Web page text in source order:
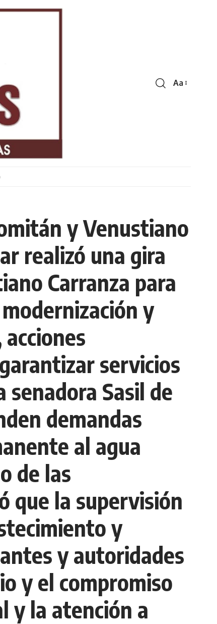
Font
Aa
y Venustiano
realizó una gira
Carranza para
y
servicios
senadora Sasil de
demandas
al agua
de las
que la supervisión
y
y autoridades
y el compromiso
y la atención a